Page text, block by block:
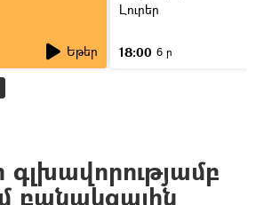
Եթեր
Լուրեր
18:00 6 ր
բանակցային